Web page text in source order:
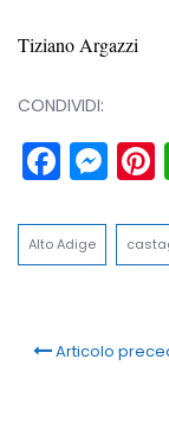
Tiziano Argazzi
CONDIVIDI:
Alto Adige
Articolo